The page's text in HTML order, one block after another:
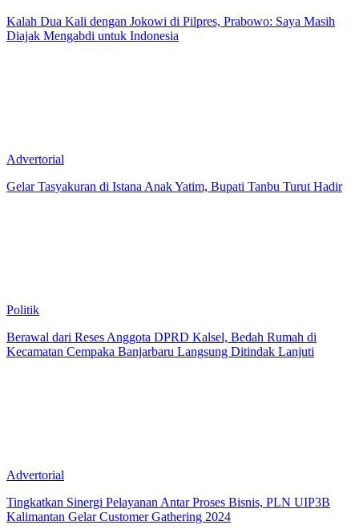
Kalah Dua Kali dengan Jokowi di Pilpres, Prabowo: Saya Masih
Diajak Mengabdi untuk Indonesia
Advertorial
Gelar Tasyakuran di Istana Anak Yatim, Bupati Tanbu Turut Hadir
Politik
Berawal dari Reses Anggota DPRD Kalsel, Bedah Rumah di
Kecamatan Cempaka Banjarbaru Langsung Ditindak Lanjuti
Advertorial
Tingkatkan Sinergi Pelayanan Antar Proses Bisnis, PLN UIP3B
Kalimantan Gelar Customer Gathering 2024